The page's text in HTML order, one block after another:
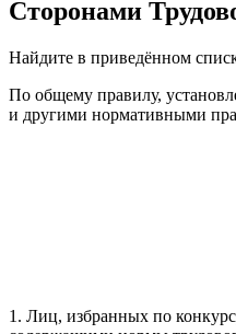
Сторонами
Найдите в приведённом
По общему правилу,
и другими нормативными
1. Лиц, избранных по